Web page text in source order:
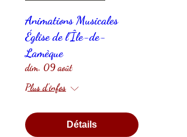
Animations Musicales
Église de l'Île-de-
Lamèque
dim. 09 août
Plus d'infos
Détails